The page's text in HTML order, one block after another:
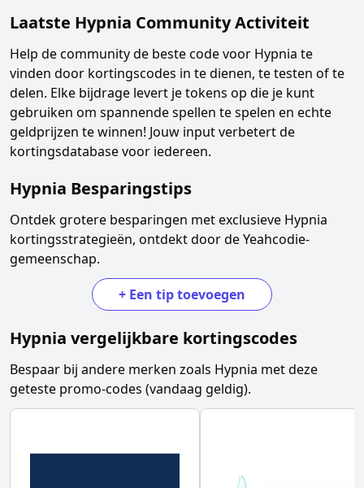
Laatste Hypnia Community Activiteit
Help de community de beste code voor Hypnia te
vinden door kortingscodes in te dienen, te testen of te
delen. Elke bijdrage levert je tokens op die je kunt
gebruiken om spannende spellen te spelen en echte
geldprijzen te winnen! Jouw input verbetert de
kortingsdatabase voor iedereen.
Hypnia Besparingstips
Ontdek grotere besparingen met exclusieve Hypnia
kortingsstrategieën, ontdekt door de Yeahcodie-
gemeenschap.
+ Een tip toevoegen
Hypnia vergelijkbare kortingscodes
Bespaar bij andere merken zoals Hypnia met deze
geteste promo-codes (vandaag geldig).